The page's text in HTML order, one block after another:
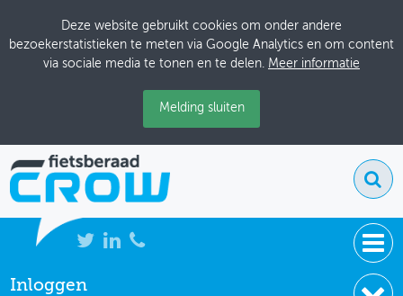
Deze website gebruikt cookies om onder andere
bezoekerstatistieken te meten via Google Analytics en om content
via sociale media te tonen en te delen. Meer informatie
Melding sluiten
NIEUWS
Inloggen